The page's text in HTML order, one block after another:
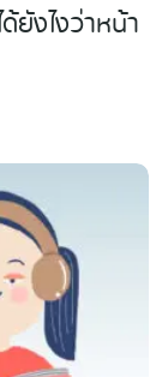
ยังไงว่าหน้า